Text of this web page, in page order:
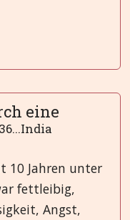
eine
10 Jahren unter
fettleibig,
Angst,